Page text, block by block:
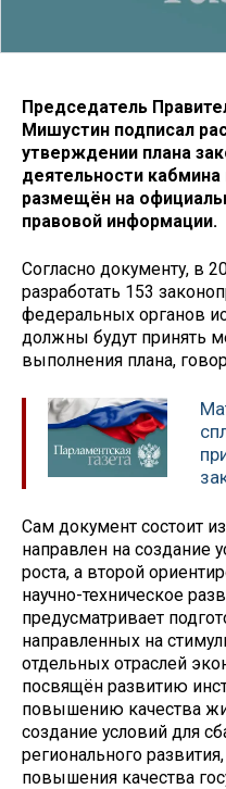
Председатель
Мишустин подписал
утверждении плана
деятельности
размещён на
правовой информации.
Согласно документу, в
разработать 153
федеральных органов
должны будут принять
выполнения плана,
Сам документ состоит
направлен на создание
роста, а второй
научно-техническое
предусматривает
направленных на
отдельных отраслей
посвящён развитию
повышению качества
создание условий для
регионального
повышения качества